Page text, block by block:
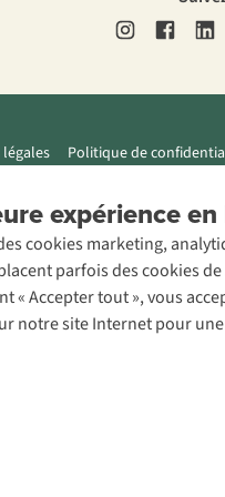
expérience
cookies marketing,
parfois des cookies
« Accepter tout », vous
notre site Internet pour
Politique de